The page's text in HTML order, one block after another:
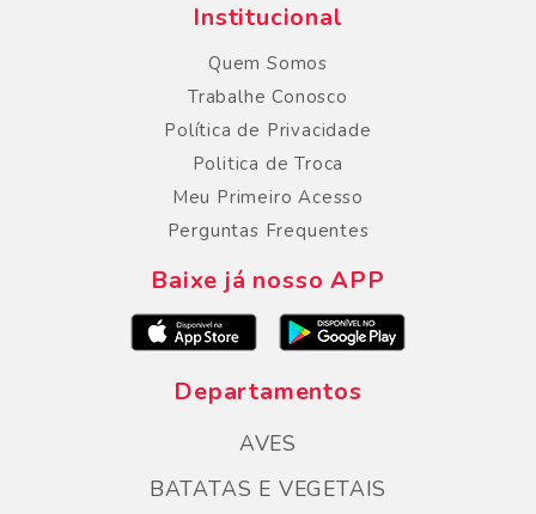
Institucional
Quem Somos
Trabalhe Conosco
Política de Privacidade
Politica de Troca
Meu Primeiro Acesso
Perguntas Frequentes
Baixe já nosso APP
Departamentos
AVES
BATATAS E VEGETAIS